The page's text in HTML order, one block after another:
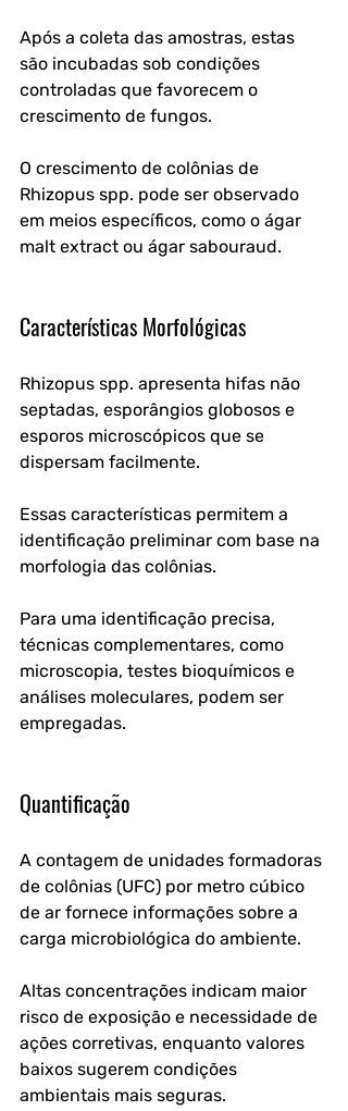
Após a coleta das amostras, estas
são incubadas sob condições
controladas que favorecem o
crescimento de fungos.
O crescimento de colônias de
Rhizopus spp. pode ser observado
em meios específicos, como o ágar
malt extract ou ágar sabouraud.
Características Morfológicas
Rhizopus spp. apresenta hifas não
septadas, esporângios globosos e
esporos microscópicos que se
dispersam facilmente.
Essas características permitem a
identificação preliminar com base na
morfologia das colônias.
Para uma identificação precisa,
técnicas complementares, como
microscopia, testes bioquímicos e
análises moleculares, podem ser
empregadas.
Quantificação
A contagem de unidades formadoras
de colônias (UFC) por metro cúbico
de ar fornece informações sobre a
carga microbiológica do ambiente.
Altas concentrações indicam maior
risco de exposição e necessidade de
ações corretivas, enquanto valores
baixos sugerem condições
ambientais mais seguras.